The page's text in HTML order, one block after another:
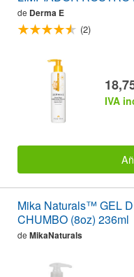
de Derma E
(2)
IVA
Mika Naturals™ GEL
CHUMBO (8oz) 236ml
de MikaNaturals